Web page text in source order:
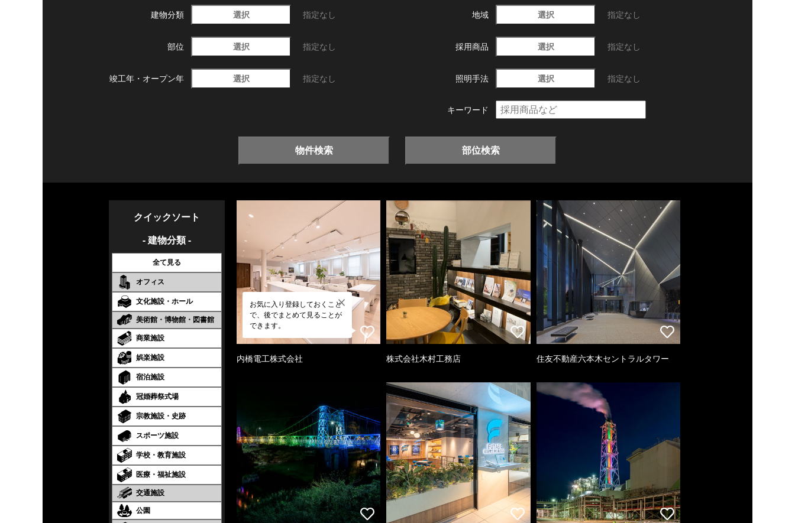
建物分類 選択 指定なし 地域 選択 指定なし
部位 選択 指定なし 採用商品 選択 指定なし
竣工年・ オープン年 選択 指定なし 照明手法 選択 指定なし
キーワード
物件検索 部位検索
クイックソート
- 建物分類 -
全て見る
オフィス
文化施設・ホール
美術館・博物館・図書館
商業施設
娯楽施設
宿泊施設
冠婚葬祭式場
宗教施設・史跡
スポーツ施設
学校・教育施設
医療・福祉施設
交通施設
公園
お気に入り登録しておくこと
で、後でまとめて見ることが
できます。
内橋電工株式会社 株式会社木村工務店 住友不動産六本木セントラルタワー